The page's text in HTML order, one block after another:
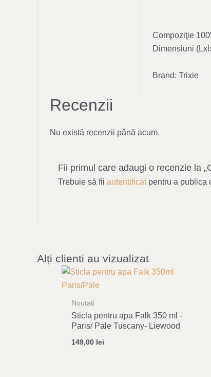
Compoziţie
Dimensiuni
Brand: Trixie
Recenzii
Nu există recenzii până acum.
Fii primul care adaugi o recenzie la
Trebuie să fii autentificatpentru a publica
Alți clienti au vizualizat
Noutati
Sticla pentru apa Falk 350 ml -
Paris/ Pale Tuscany- Liewood
149,00 lei